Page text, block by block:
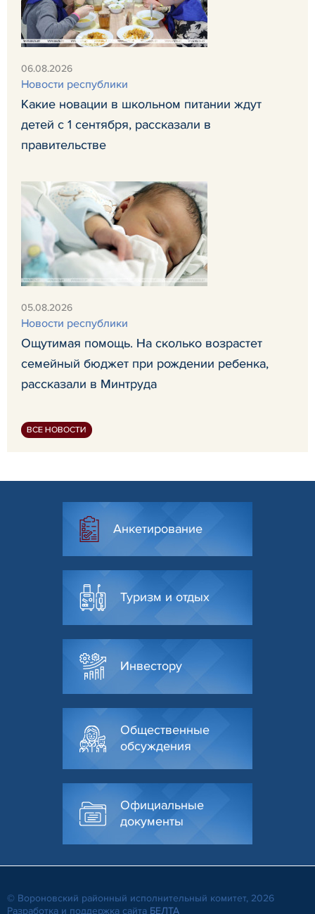
06.08.2026
Новости республики
Какие новации в школьном питании ждут
детей с 1 сентября, рассказали в
правительстве
05.08.2026
Новости республики
Ощутимая помощь. На сколько возрастет
семейный бюджет при рождении ребенка,
рассказали в Минтруда
ВСЕ НОВОСТИ
Анкетирование
Туризм и отдых
Инвестору
Общественные
обсуждения
Официальные
документы
© Вороновский районный исполнительный комитет, 2026
Разработка и поддержка сайта БЕЛТА